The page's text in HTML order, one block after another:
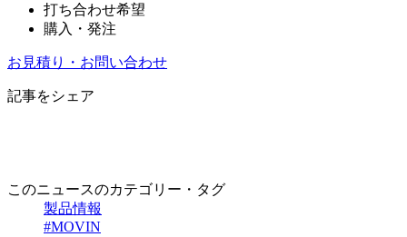
打ち合わせ希望
購入・発注
お見積り・お問い合わせ
記事をシェア
このニュースのカテゴリー・タグ
製品情報
#MOVIN